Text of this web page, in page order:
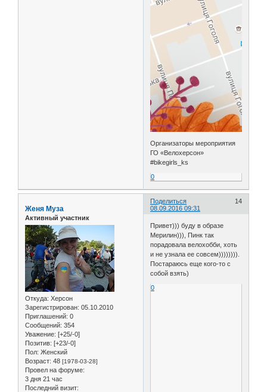
Организаторы мероприятия
ГО «Велохерсон»
#bikegirls_ks
0
Поделиться
14
08.09.2016 09:31
Женя Муза
Активный участник
Откуда: Херсон
Зарегистрирован: 05.10.2010
Приглашений: 0
Сообщений: 354
Уважение: [+25/-0]
Позитив: [+23/-0]
Пол: Женский
Возраст: 48 [1978-03-28]
Провел на форуме:
3 дня 21 час
Последний визит:
Привет))) буду в образе
Мерилин))), Пинк так
порадовала велохобби, хоть
и не узнала ее совсем)))))))).
Постараюсь еще кого-то с
собой взять)
0